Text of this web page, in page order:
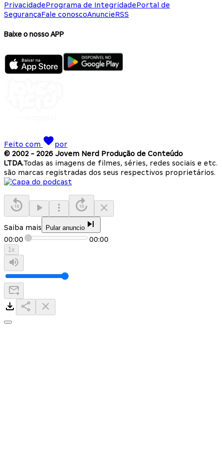
PrivacidadePrograma de IntegridadePortal de
SegurançaFale conoscoAnuncieRSS
Baixe o nosso APP
Feito com
por
© 2002 - 2026 Jovem Nerd Produção de Conteúdo
LTDA.Todas as imagens de filmes, séries, redes sociais e etc.
são marcas registradas dos seus respectivos proprietários.
Saiba mais Pular anuncio
00:00 00:00
1x